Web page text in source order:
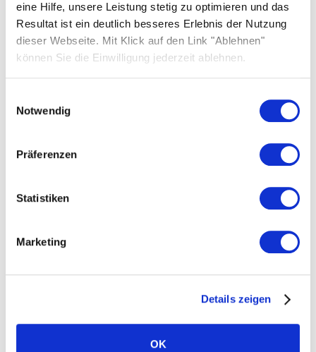
eine Hilfe, unsere Leistung stetig zu optimieren und das
Resultat ist ein deutlich besseres Erlebnis der Nutzung
dieser Webseite. Mit Klick auf den Link "Ablehnen"
können Sie die Einwilligung jederzeit ablehnen.
Notwendig
Präferenzen
Statistiken
Marketing
Details zeigen
OK
News
About us
Contact us